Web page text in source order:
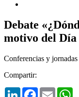
Debate
motivo del Día
Conferencias y jornadas
Compartir:
LinkedInFacebook
Email